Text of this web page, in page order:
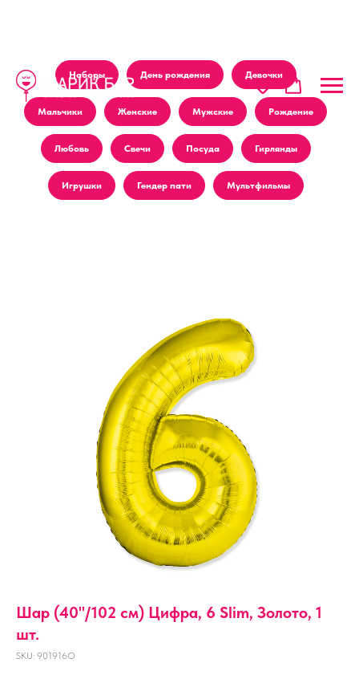
Наборы День рождения Девочки
Мальчики Женские Мужские Рождение
Любовь Свечи Посуда Гирлянды
Игрушки Гендер пати Мультфильмы
Шар (40''/102 см) Цифра, 6 Slim, Золото, 1
шт.
SKU: 901916O